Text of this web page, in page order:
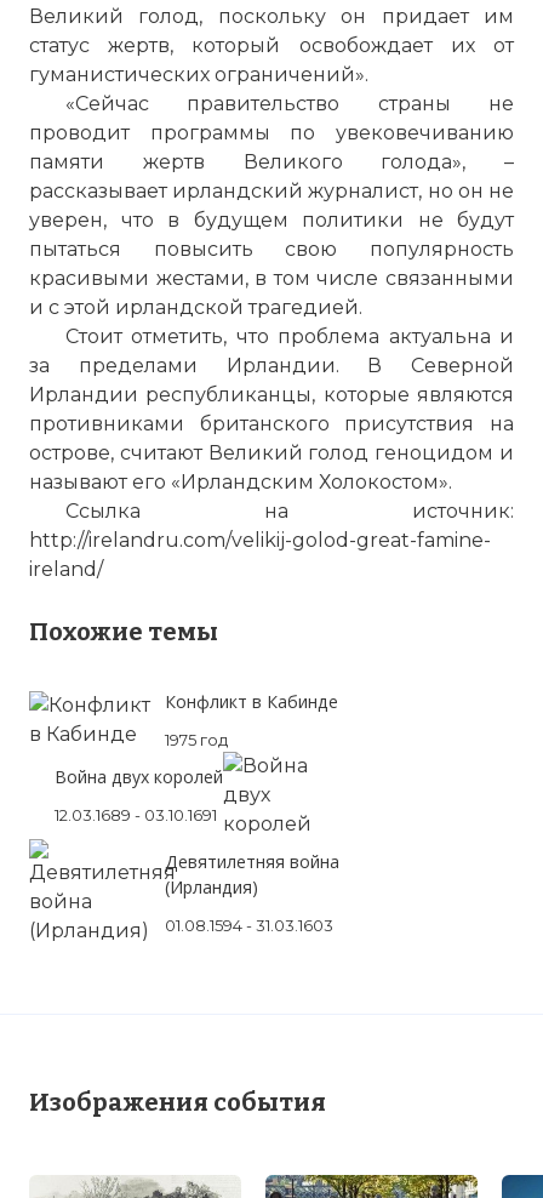
Великий голод, поскольку он придает им
статус жертв, который освобождает их от
гуманистических ограничений».
«Сейчас правительство страны не
проводит программы по увековечиванию
памяти жертв Великого голода», –
рассказывает ирландский журналист, но он не
уверен, что в будущем политики не будут
пытаться повысить свою популярность
красивыми жестами, в том числе связанными
и с этой ирландской трагедией.
Стоит отметить, что проблема актуальна и
за пределами Ирландии. В Северной
Ирландии республиканцы, которые являются
противниками британского присутствия на
острове, считают Великий голод геноцидом и
называют его «Ирландским Холокостом».
Ссылка на источник:
http://irelandru.com/velikij-golod-great-famine-
ireland/
Похожие темы
Конфликт в Кабинде
1975 год
Война двух королей
12.03.1689 - 03.10.1691
Девятилетняя война
(Ирландия)
01.08.1594 - 31.03.1603
Изображения события